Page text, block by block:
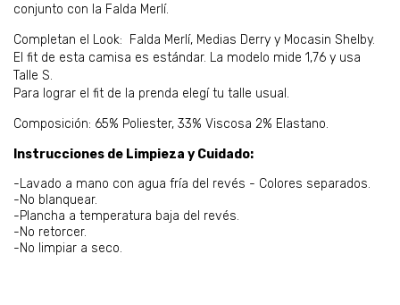
conjunto con la Falda Merlí.
Completan el Look: Falda Merlí, Medias Derry y Mocasin Shelby.
El fit de esta camisa es estándar. La modelo mide 1,76 y usa
Talle S.
Para lograr el fit de la prenda elegí tu talle usual.
Composición: 65% Poliester, 33% Viscosa 2% Elastano.
Instrucciones de Limpieza y Cuidado:
-Lavado a mano con agua fría del revés - Colores separados.
-No blanquear.
-Plancha a temperatura baja del revés.
-No retorcer.
-No limpiar a seco.